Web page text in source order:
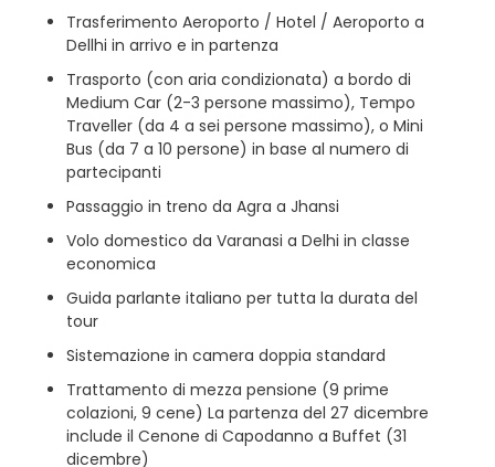
Trasferimento Aeroporto / Hotel / Aeroporto a
Dellhi in arrivo e in partenza
Trasporto (con aria condizionata) a bordo di
Medium Car (2-3 persone massimo), Tempo
Traveller (da 4 a sei persone massimo), o Mini
Bus (da 7 a 10 persone) in base al numero di
partecipanti
Passaggio in treno da Agra a Jhansi
Volo domestico da Varanasi a Delhi in classe
economica
Guida parlante italiano per tutta la durata del
tour
Sistemazione in camera doppia standard
Trattamento di mezza pensione (9 prime
colazioni, 9 cene) La partenza del 27 dicembre
include il Cenone di Capodanno a Buffet (31
dicembre)